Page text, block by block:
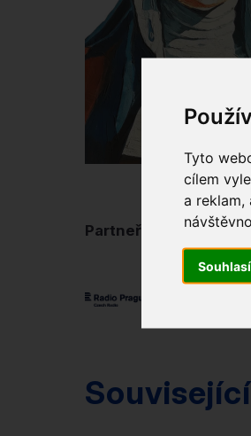
Tyto
cílem
a reklam,
Partneři